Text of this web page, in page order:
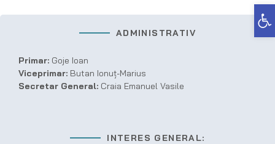
Deschide bara de unelte
ADMINISTRATIV
Primar: Goje Ioan
Viceprimar: Butan Ionuț-Marius
Secretar General: Craia Emanuel Vasile
INTERES GENERAL: